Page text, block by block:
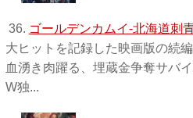
36. ゴールデンカムイ-北海道刺
大ヒットを記録した映画版の続
血湧き肉躍る、埋蔵金争奪サバ
W独 ...